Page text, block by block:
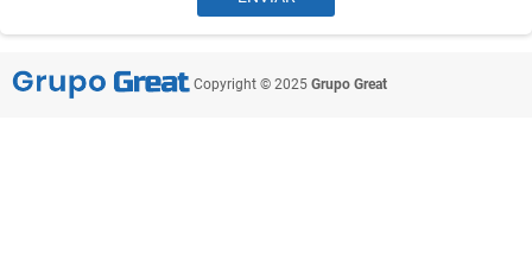
Copyright © 2025 Grupo Great